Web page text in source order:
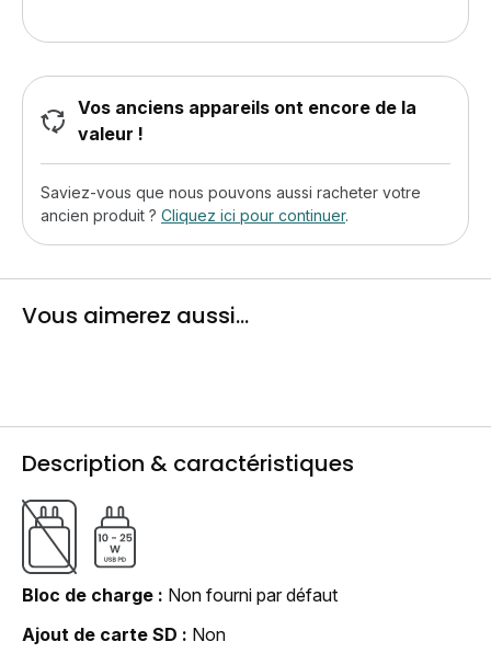
Vos anciens appareils ont encore de la
valeur !
Saviez-vous que nous pouvons aussi racheter votre
ancien produit ? Cliquez ici pour continuer.
Vous aimerez aussi...
Description & caractéristiques
Bloc de charge
Non fourni par défaut
Ajout de carte SD
Non